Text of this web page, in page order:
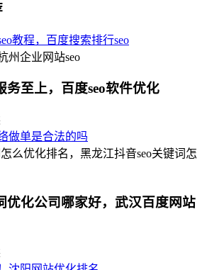
州企业网站seo
务至上，百度seo软件优化
么优化排名，黑龙江抖音seo关键词怎
优化公司哪家好，武汉百度网站